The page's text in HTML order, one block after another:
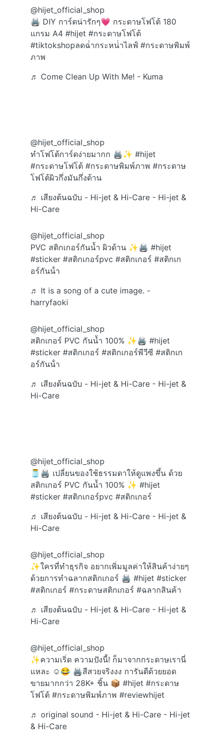
@hijet_official_shop
🖨️ DIY การ์ดน่ารักๆ💗 กระดาษโฟโต้ 180
แกรม A4 #hijet #กระดาษโฟโต้
#tiktokshopลดฉ่ํากระหน่ําไลฟ์ #กระดาษพิมพ์
ภาพ
♬ Come Clean Up With Me! - Kuma
@hijet_official_shop
ทำโฟโต้การ์ดง่ายมากก 🖨️✨ #hijet
#กระดาษโฟโต้ #กระดาษพิมพ์ภาพ #กระดาษ
โฟโต้ผิวกึ่งมันกึ่งด้าน
♬ เสียงต้นฉบับ - Hi-jet & Hi-Care - Hi-jet &
Hi-Care
@hijet_official_shop
PVC สติกเกอร์กันน้ำ ผิวด้าน ✨🖨️ #hijet
#sticker #สติกเกอร์pvc #สติกเกอร์ #สติกเก
อร์กันน้ํา
♬ It is a song of a cute image. -
harryfaoki
@hijet_official_shop
สติกเกอร์ PVC กันน้ำ 100% ✨🖨️ #hijet
#sticker #สติกเกอร์ #สติกเกอร์พีวีซี #สติกเก
อร์กันน้ํา
♬ เสียงต้นฉบับ - Hi-jet & Hi-Care - Hi-jet &
Hi-Care
@hijet_official_shop
🫙🖨️ เปลี่ยนของใช้ธรรมดาให้ดูแพงขึ้น ด้วย
สติกเกอร์ PVC กันน้ำ 100% ✨ #hijet
#sticker #สติกเกอร์pvc #สติกเกอร์
♬ เสียงต้นฉบับ - Hi-jet & Hi-Care - Hi-jet &
Hi-Care
@hijet_official_shop
✨ใครที่ทำธุรกิจ อยากเพิ่มมูลค่าให้สินค้าง่ายๆ
ด้วยการทำฉลากสติกเกอร์ 🖨️ #hijet #sticker
#สติกเกอร์ #กระดาษสติกเกอร์ #ฉลากสินค้า
♬ เสียงต้นฉบับ - Hi-jet & Hi-Care - Hi-jet &
Hi-Care
@hijet_official_shop
✨ความเริ่ด ความปังนี้! ก็มาจากกระดาษเรานี่
แหละ ☺️😂 🖨️สีสวยจริงงง การันตีด้วยยอด
ขายมากกว่า 28K+ ชิ้น 📦 #hijet #กระดาษ
โฟโต้ #กระดาษพิมพ์ภาพ #reviewhijet
♬ original sound - Hi-jet & Hi-Care - Hi-jet
& Hi-Care